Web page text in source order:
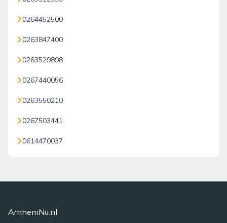
0264452500
0263847400
0263529898
0267440056
0263550210
0267503441
0614470037
ArnhemNu.nl